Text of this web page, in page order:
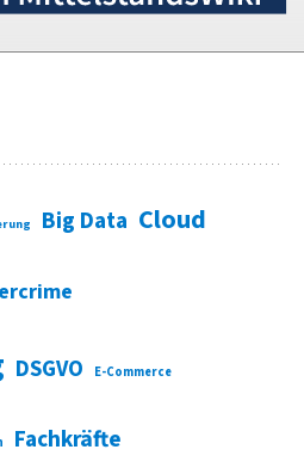
Big Data Cloud
DSGVO E-Commerce
Fachkräfte